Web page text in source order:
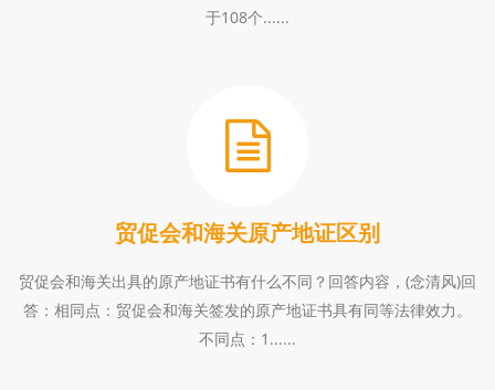
于108个......
贸促会和海关原产地证区别
贸促会和海关出具的原产地证书有什么不同？回答内容，(念清风)回
答：相同点：贸促会和海关签发的原产地证书具有同等法律效力。
不同点：1......